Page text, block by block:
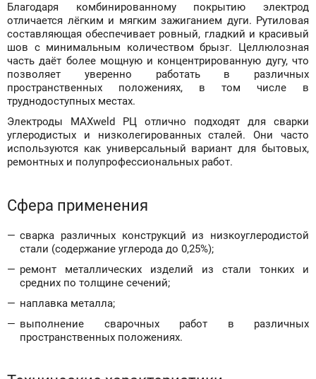
Благодаря комбинированному покрытию электрод
отличается лёгким и мягким зажиганием дуги. Рутиловая
составляющая обеспечивает ровный, гладкий и красивый
шов с минимальным количеством брызг. Целлюлозная
часть даёт более мощную и концентрированную дугу, что
позволяет уверенно работать в различных
пространственных положениях, в том числе в
труднодоступных местах.
Электроды MAXweld РЦ отлично подходят для сварки
углеродистых и низколегированных сталей. Они часто
используются как универсальный вариант для бытовых,
ремонтных и полупрофессиональных работ.
Сфера применения
сварка различных конструкций из низкоуглеродистой
стали (содержание углерода до 0,25%);
ремонт металлических изделий из стали тонких и
средних по толщине сечений;
наплавка металла;
выполнение сварочных работ в различных
пространственных положениях.